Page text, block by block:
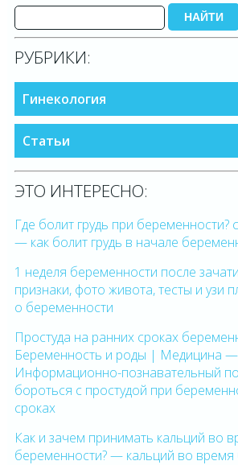
НАЙТИ
РУБРИКИ:
Гинекология
Статьи
ЭТО ИНТЕРЕСНО:
Где болит грудь при беременности?
— как болит грудь в начале
1 неделя беременности после
признаки, фото живота, тесты и узи
о беременности
Простуда на ранних сроках
Беременность и роды | Медицина —
Информационно-познавательный
бороться с простудой при
сроках
Как и зачем принимать кальций во
беременности? — кальций во